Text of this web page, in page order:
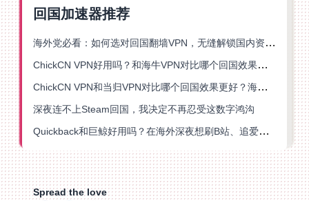
回国加速器推荐
海外党必看：如何选对回国翻墙VPN，无缝解锁国内资源？
ChickCN VPN好用吗？和海牛VPN对比哪个回国效果更好？
ChickCN VPN和当归VPN对比哪个回国效果更好？海外党亲测后选了它
深夜连不上Steam回国，我决定不再忍受这数字鸿沟
Quickback和巨鲸好用吗？在海外深夜想刷B站、追爱奇艺的你，或许正需要这份答案
Spread the love